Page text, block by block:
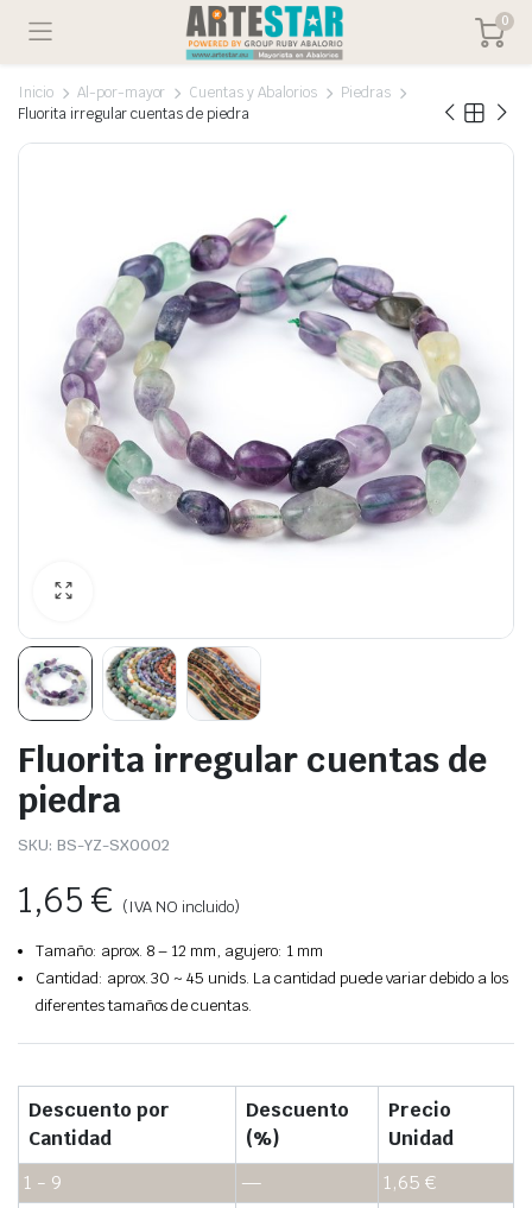
0
Inicio Al-por-mayor Cuentas y Abalorios
Piedras
Fluorita irregular cuentas de piedra
Fluorita irregular cuentas de
piedra
SKU: BS-YZ-SX0002
1,65€ (IVA NO incluido)
Tamaño: aprox. 8 – 12 mm, agujero: 1 mm
Cantidad: aprox. 30 ~ 45 unids. La cantidad puede variar debido a los
diferentes tamaños de cuentas.
Descuento por
Cantidad
Descuento
(%)
Precio
Unidad
1 - 9
— 1,65 €